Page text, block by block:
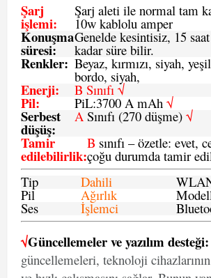
Şarj
işlemi:
Şarj aleti ile normal tam
10w kablolu amper
Konuşma
süresi:
Genelde kesintisiz, 15
kadar süre bilir.
Renkler: Beyaz, kırmızı, siyah,
bordo, siyah,
Enerji: B Sınıfı √
Pil: PiL:3700 A mAh √
Serbest
düşüş:
ASınıfı (270 düşme) √
Tamir
edilebilirlik:
B sınıfı – özetle: evet,
çoğu durumda tamir
Tip
Dahili
Pil Ağırlık
Ses İşlemci
√Güncellemeler ve yazılım desteği:
güncellemeleri, teknoloji cihazlarının